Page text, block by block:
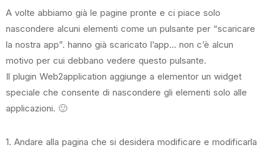
A volte abbiamo già le pagine pronte e ci piace solo
nascondere alcuni elementi come un pulsante per “scaricare
la nostra app”. hanno già scaricato l’app… non c’è alcun
motivo per cui debbano vedere questo pulsante.
Il plugin Web2application aggiunge a elementor un widget
speciale che consente di nascondere gli elementi solo alle
applicazioni. 🙂
1. Andare alla pagina che si desidera modificare e modificarla